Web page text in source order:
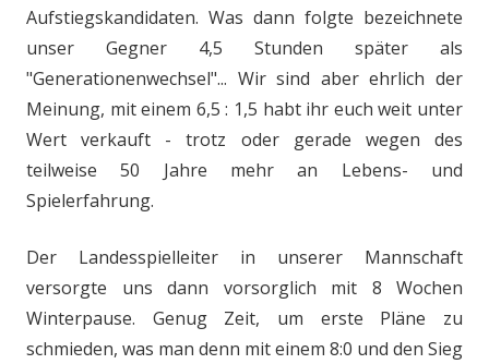
Aufstiegskandidaten. Was dann folgte bezeichnete
unser Gegner 4,5 Stunden später als
"Generationenwechsel"... Wir sind aber ehrlich der
Meinung, mit einem 6,5 : 1,5 habt ihr euch weit unter
Wert verkauft - trotz oder gerade wegen des
teilweise 50 Jahre mehr an Lebens- und
Spielerfahrung.
Der Landesspielleiter in unserer Mannschaft
versorgte uns dann vorsorglich mit 8 Wochen
Winterpause. Genug Zeit, um erste Pläne zu
schmieden, was man denn mit einem 8:0 und den Sieg